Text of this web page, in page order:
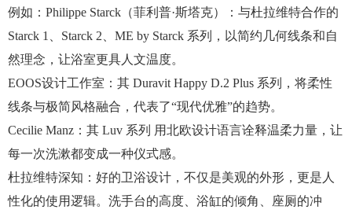
例如：Philippe Starck（菲利普·斯塔克）：与杜拉维特合作的
Starck 1、Starck 2、ME by Starck 系列，以简约几何线条和自
然理念，让浴室更具人文温度。
EOOS设计工作室：其 Duravit Happy D.2 Plus 系列，将柔性
线条与极简风格融合，代表了“现代优雅”的趋势。
Cecilie Manz：其 Luv 系列 用北欧设计语言诠释温柔力量，让
每一次洗漱都变成一种仪式感。
杜拉维特深知：好的卫浴设计，不仅是美观的外形，更是人
性化的使用逻辑。洗手台的高度、浴缸的倾角、座厕的冲